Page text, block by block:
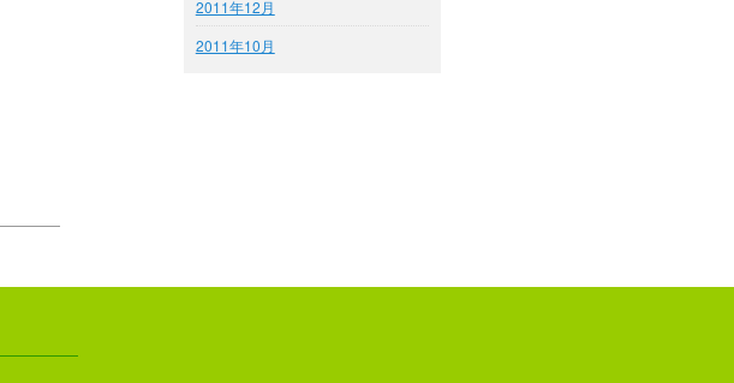
2011年12月
2011年10月